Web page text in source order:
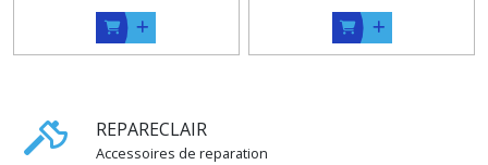
REPARECLAIR
Accessoires de reparation